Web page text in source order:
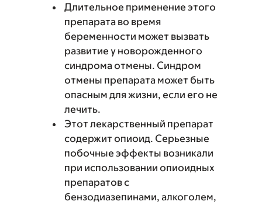
Длительное применение этого
препарата во время
беременности может вызвать
развитие у новорожденного
синдрома отмены. Синдром
отмены препарата может быть
опасным для жизни, если его не
лечить.
Этот лекарственный препарат
содержит опиоид. Серьезные
побочные эффекты возникали
при использовании опиоидных
препаратов с
бензодиазепинами, алкоголем,